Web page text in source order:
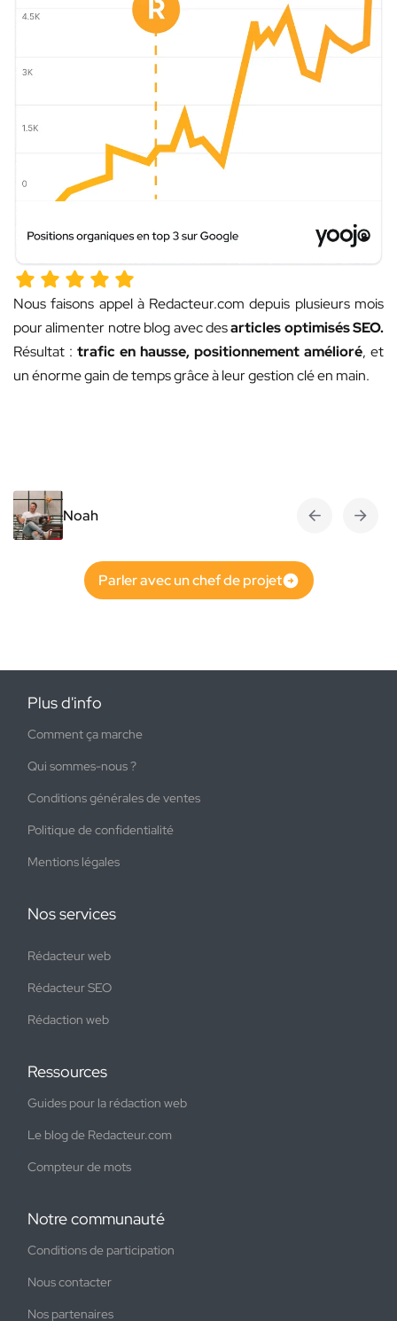
Nous faisons appel à Redacteur.com depuis plusieurs mois
pour alimenter notre blog avec desarticles optimisés SEO.
Résultat : trafic en hausse, positionnement amélioré, et
un énorme gain de temps grâce à leur gestion clé en main.
Noah
Parler avec un chef de projet
Plus d'info
Comment ça marche
Qui sommes-nous ?
Conditions générales de ventes
Politique de confidentialité
Mentions légales
Nos services
Rédacteur web
Rédacteur SEO
Rédaction web
Ressources
Guides pour la rédaction web
Le blog de Redacteur.com
Compteur de mots
Notre communauté
Conditions de participation
Nous contacter
Nos partenaires